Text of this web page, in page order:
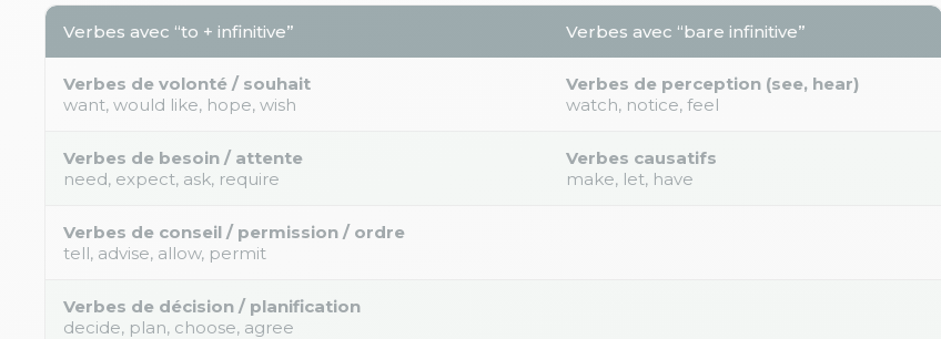
Verbes avec “to + infinitive” Verbes avec “bare infinitive”
Verbes de volonté / souhait
want, would like, hope, wish
Verbes de perception (see, hear)
watch, notice, feel
Verbes de besoin / attente
need, expect, ask, require
Verbes causatifs
make, let, have
Verbes de conseil / permission / ordre
tell, advise, allow, permit
Verbes de décision / planification
decide, plan, choose, agree